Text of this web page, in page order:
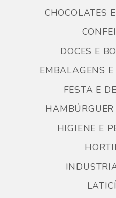
CHOCOLATES
DOCES E
EMBALAGENS
FESTA E
HIGIENE E